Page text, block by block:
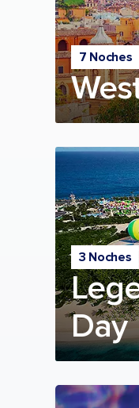
7 Noches
3 Noches
Day